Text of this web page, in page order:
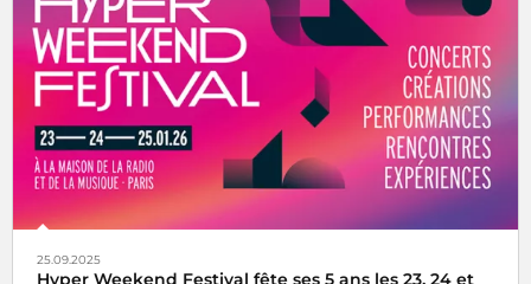
25.09.2025
Hyper Weekend Festival fête ses 5 ans les 23, 24 et